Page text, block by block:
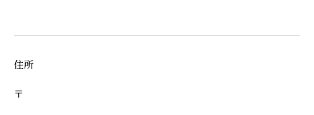
住所
〒